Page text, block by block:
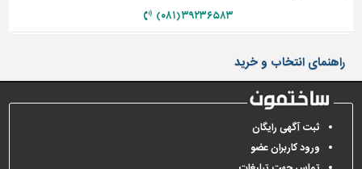
برقی،روشنایی،ایمنی
سازی
و
نما
ساخت
و
ساز
۳۹۲۳۶۵۸۳ (۰۸۱)
راهنمای انتخاب و خرید
ثبت آگهی رایگان
ورود کاربران عضو